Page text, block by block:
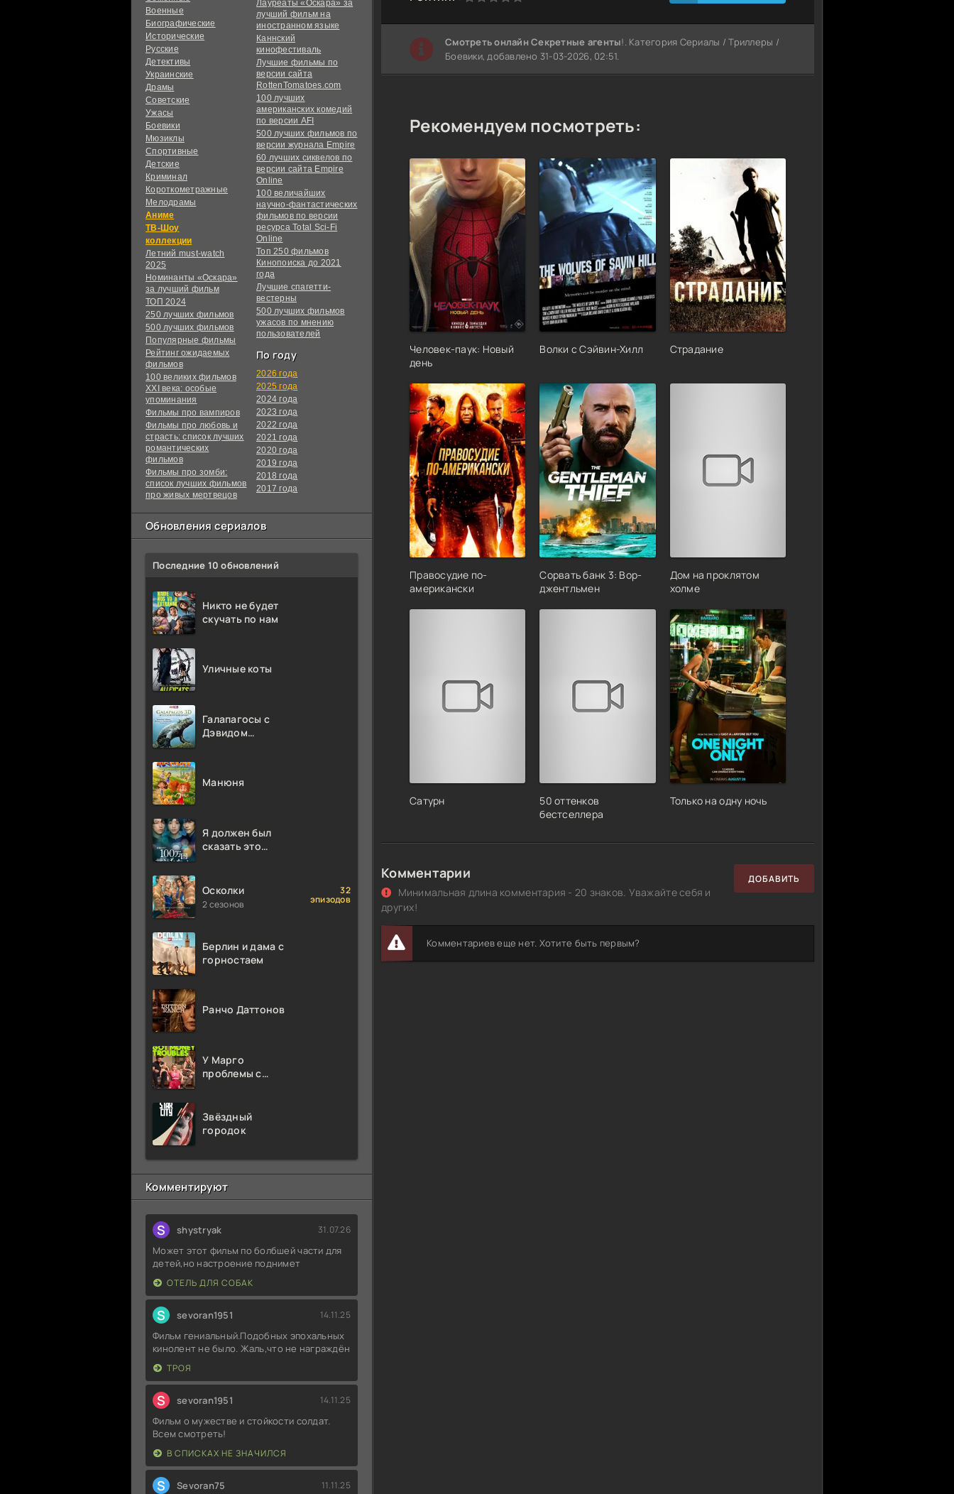
Военные
Биографические
Исторические
Русские
Детективы
Украинские
Драмы
Советские
Ужасы
Боевики
Мюзиклы
Спортивные
Детские
Криминал
Короткометражные
Мелодрамы
Аниме
ТВ-Шоу
коллекции
Летний must-watch
2025
Номинанты «Оскара»
за лучший фильм
ТОП 2024
250 лучших фильмов
500 лучших фильмов
Популярные фильмы
Рейтинг ожидаемых
фильмов
100 великих фильмов
XXI века: особые
упоминания
Фильмы про вампиров
Фильмы про любовь и
страсть: список лучших
романтических
фильмов
Фильмы про зомби:
список лучших фильмов
про живых мертвецов
Лауреаты «Оскара» за
лучший фильм на
иностранном языке
Каннский
кинофестиваль
Лучшие фильмы по
версии сайта
RottenTomatoes.com
100 лучших
американских комедий
по версии AFI
500 лучших фильмов по
версии журнала Empire
60 лучших сиквелов по
версии сайта Empire
Online
100 величайших
научно-фантастических
фильмов по версии
ресурса Total Sci-Fi
Online
Топ 250 фильмов
Кинопоиска до 2021
года
Лучшие спагетти-
вестерны
500 лучших фильмов
ужасов по мнению
пользователей
По году
2026 года
2025 года
2024 года
2023 года
2022 года
2021 года
2020 года
2019 года
2018 года
2017 года
Обновления сериалов
Последние 10 обновлений
Никто не будет
скучать по нам
Уличные коты
Галапагосы с
Дэвидом
Манюня
Я должен был
сказать это
Осколки
2 сезонов
32
эпизодов
Берлин и дама с
горностаем
Ранчо Даттонов
У Марго
проблемы с
Звёздный
городок
Комментируют
S shystryak 31.07.26
Может этот фильм по болбшей части для
детей,но настроение поднимет
ОТЕЛЬ ДЛЯ СОБАК
S sevoran1951 14.11.25
Фильм гениальный.Подобных эпохальных
кинолент не было. Жаль,что не награждён
ТРОЯ
S sevoran1951 14.11.25
Фильм о мужестве и стойкости солдат.
Всем смотреть!
В СПИСКАХ НЕ ЗНАЧИЛСЯ
S Sevoran75 11.11.25
Cмотреть онлайн Секретные агенты!. Категория Сериалы / Триллеры /
Боевики, добавлено 31-03-2026, 02:51.
Рекомендуем посмотреть:
Человек-паук: Новый
день
Волки с Сэйвин-Хилл Страдание
Правосудие по-
американски
Сорвать банк 3: Вор-
джентльмен
Дом на проклятом
холме
Сатурн
50 оттенков
бестселлера
Только на одну ночь
Комментарии
Минимальная длина комментария - 20 знаков. Уважайте себя и
других!
ДОБАВИТЬ
Комментариев еще нет. Хотите быть первым?